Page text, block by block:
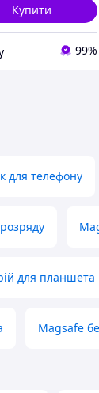
Купити
99%
для телефону
для планшета
Magsafe